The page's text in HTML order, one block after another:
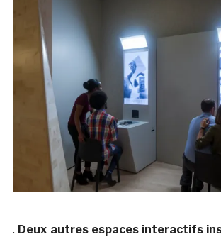
. Deux autres espaces interactifs